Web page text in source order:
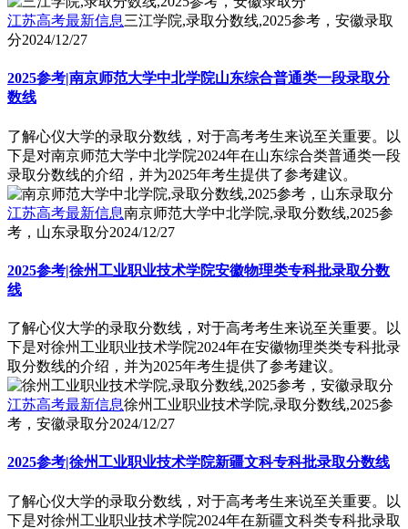
江苏高考最新信息三江学院,录取分数线,2025参考，安徽录取
分2024/12/27
2025参考|南京师范大学中北学院山东综合普通类一段录取分
数线
了解心仪大学的录取分数线，对于高考考生来说至关重要。以
下是对南京师范大学中北学院2024年在山东综合类普通类一段
录取分数线的介绍，并为2025年考生提供了参考建议。
江苏高考最新信息南京师范大学中北学院,录取分数线,2025参
考，山东录取分2024/12/27
2025参考|徐州工业职业技术学院安徽物理类专科批录取分数
线
了解心仪大学的录取分数线，对于高考考生来说至关重要。以
下是对徐州工业职业技术学院2024年在安徽物理类类专科批录
取分数线的介绍，并为2025年考生提供了参考建议。
江苏高考最新信息徐州工业职业技术学院,录取分数线,2025参
考，安徽录取分2024/12/27
2025参考|徐州工业职业技术学院新疆文科专科批录取分数线
了解心仪大学的录取分数线，对于高考考生来说至关重要。以
下是对徐州工业职业技术学院2024年在新疆文科类专科批录取